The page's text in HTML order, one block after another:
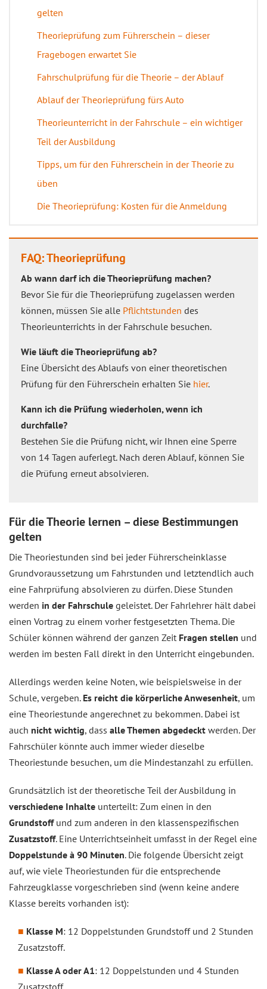
gelten
Theorieprüfung zum Führerschein – dieser
Fragebogen erwartet Sie
Fahrschulprüfung für die Theorie – der Ablauf
Ablauf der Theorieprüfung fürs Auto
Theorieunterricht in der Fahrschule – ein wichtiger
Teil der Ausbildung
Tipps, um für den Führerschein in der Theorie zu
üben
Die Theorieprüfung: Kosten für die Anmeldung
FAQ: Theorieprüfung
Ab wann darf ich die Theorieprüfung machen?
Bevor Sie für die Theorieprüfung zugelassen werden
können, müssen Sie alle Pflichtstunden des
Theorieunterrichts in der Fahrschule besuchen.
Wie läuft die Theorieprüfung ab?
Eine Übersicht des Ablaufs von einer theoretischen
Prüfung für den Führerschein erhalten Sie hier.
Kann ich die Prüfung wiederholen, wenn ich
durchfalle?
Bestehen Sie die Prüfung nicht, wir Ihnen eine Sperre
von 14 Tagen auferlegt. Nach deren Ablauf, können Sie
die Prüfung erneut absolvieren.
Für die Theorie lernen – diese Bestimmungen
gelten
Die Theoriestunden sind bei jeder Führerscheinklasse
Grundvoraussetzung um Fahrstunden und letztendlich auch
eine Fahrprüfung absolvieren zu dürfen. Diese Stunden
werden in der Fahrschule geleistet. Der Fahrlehrer hält dabei
einen Vortrag zu einem vorher festgesetzten Thema. Die
Schüler können während der ganzen Zeit Fragen stellen und
werden im besten Fall direkt in den Unterricht eingebunden.
Allerdings werden keine Noten, wie beispielsweise in der
Schule, vergeben. Es reicht die körperliche Anwesenheit, um
eine Theoriestunde angerechnet zu bekommen. Dabei ist
auch nicht wichtig, dass alle Themen abgedeckt werden. Der
Fahrschüler könnte auch immer wieder dieselbe
Theoriestunde besuchen, um die Mindestanzahl zu erfüllen.
Grundsätzlich ist der theoretische Teil der Ausbildung in
verschiedene Inhalte unterteilt: Zum einen in den
Grundstoffund zum anderen in den klassenspezifischen
Zusatzstoff. Eine Unterrichtseinheit umfasst in der Regel eine
Doppelstunde à 90 Minuten. Die folgende Übersicht zeigt
auf, wie viele Theoriestunden für die entsprechende
Fahrzeugklasse vorgeschrieben sind (wenn keine andere
Klasse bereits vorhanden ist):
Klasse M: 12 Doppelstunden Grundstoff und 2 Stunden
Zusatzstoff.
Klasse A oder A1: 12 Doppelstunden und 4 Stunden
Zusatzstoff.